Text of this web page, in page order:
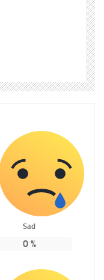
Sad
0%